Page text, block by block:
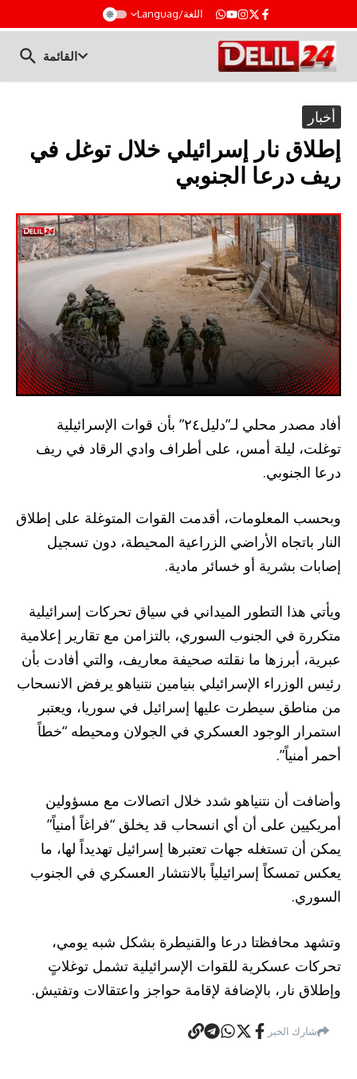
اللغة/Languag
القائمة
أخبار
إطلاق نار إسرائيلي خلال توغل في
ريف درعا الجنوبي
أفاد مصدر محلي لـ”دليل٢٤” بأن قوات الإسرائيلية
توغلت، ليلة أمس، على أطراف وادي الرقاد في ريف
درعا الجنوبي.
وبحسب المعلومات، أقدمت القوات المتوغلة على إطلاق
النار باتجاه الأراضي الزراعية المحيطة، دون تسجيل
إصابات بشرية أو خسائر مادية.
ويأتي هذا التطور الميداني في سياق تحركات إسرائيلية
متكررة في الجنوب السوري، بالتزامن مع تقارير إعلامية
عبرية، أبرزها ما نقلته صحيفة معاريف، والتي أفادت بأن
رئيس الوزراء الإسرائيلي بنيامين نتنياهو يرفض الانسحاب
من مناطق سيطرت عليها إسرائيل في سوريا، ويعتبر
استمرار الوجود العسكري في الجولان ومحيطه “خطاً
أحمر أمنياً”.
وأضافت أن نتنياهو شدد خلال اتصالات مع مسؤولين
أمريكيين على أن أي انسحاب قد يخلق “فراغاً أمنياً”
يمكن أن تستغله جهات تعتبرها إسرائيل تهديداً لها، ما
يعكس تمسكاً إسرائيلياً بالانتشار العسكري في الجنوب
السوري.
وتشهد محافظتا درعا والقنيطرة بشكل شبه يومي،
تحركات عسكرية للقوات الإسرائيلية تشمل توغلاتٍ
وإطلاق نار، بالإضافة لإقامة حواجز واعتقالات وتفتيش.
شارك الخبر